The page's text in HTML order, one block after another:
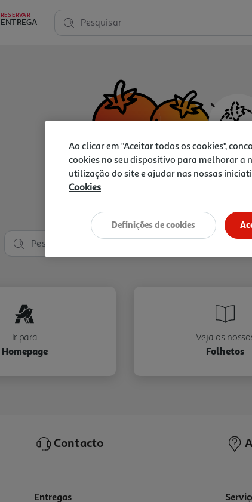
RESERVAR
ENTREGA Pesquisar
Vamos tentar
Ir para
Homepage
Veja os
Folhetos
Contacto
Entregas
Ao clicar em "Aceitar todos os cookies",
cookies no seu dispositivo para melhorar a
utilização do site e ajudar nas nossas
Cookies
Definições de cookies